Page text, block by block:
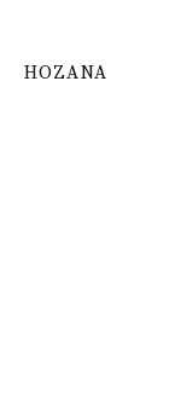
HOZANA